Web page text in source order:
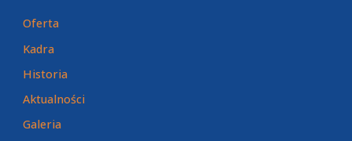
Oferta
Kadra
Historia
Aktualności
Galeria